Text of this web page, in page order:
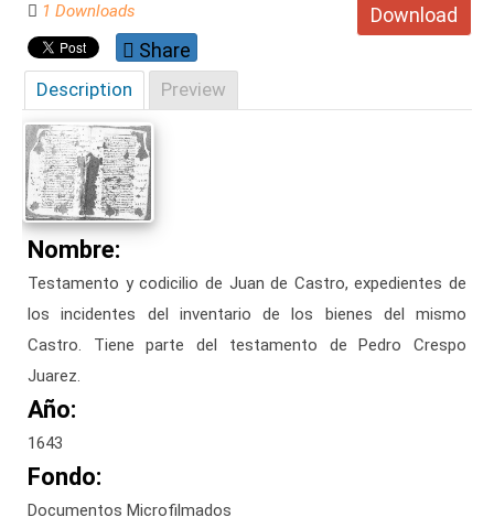
Download
1 Downloads
Share
Description Preview
Nombre:
Testamento y codicilio de Juan de Castro, expedientes de
los incidentes del inventario de los bienes del mismo
Castro. Tiene parte del testamento de Pedro Crespo
Juarez.
Año:
1643
Fondo:
Documentos Microfilmados